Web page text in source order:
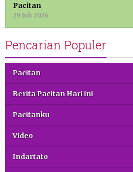
Pacitan
29 Juli 2026
Pencarian Populer
Pacitan
Berita Pacitan Hari ini
Pacitanku
Video
Indartato